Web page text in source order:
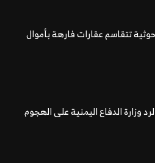
تتقاسم عقارات فارهة بأموال
وزارة الدفاع اليمنية على الهجوم